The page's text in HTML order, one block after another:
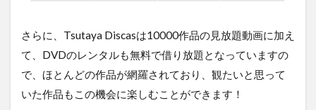
さらに、Tsutaya Discasは10000作品の見放題動画に加え
て、DVDのレンタルも無料で借り放題となっていますの
で、ほとんどの作品が網羅されており、観たいと思って
いた作品もこの機会に楽しむことができます！